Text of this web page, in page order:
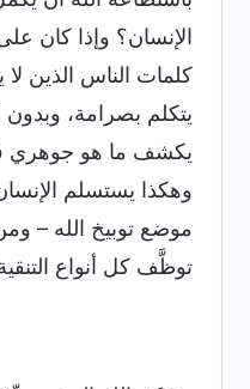
الإنسان؟ وإذا كان
كلمات الناس الذين لا
يتكلم بصرامة،
يكشف ما هو جوهري في
وهكذا يستسلم
موضع توبيخ الله –
توظَّف كل أنواع